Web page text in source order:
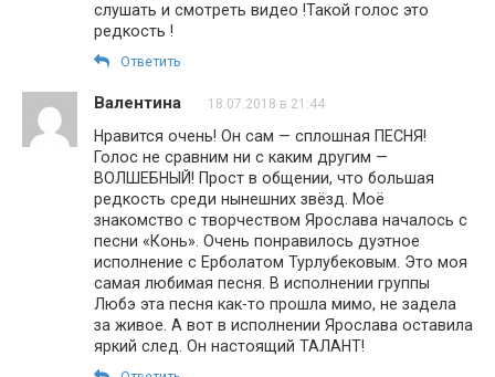
слушать и смотреть видео !Такой голос это
редкость !
Ответить
Валентина 18.07.2018 в 21:44
Нравится очень! Он сам — сплошная ПЕСНЯ!
Голос не сравним ни с каким другим —
ВОЛШЕБНЫЙ! Прост в общении, что большая
редкость среди нынешних звёзд. Моё
знакомство с творчеством Ярослава началось с
песни «Конь». Очень понравилось дуэтное
исполнение с Ерболатом Турлубековым. Это моя
самая любимая песня. В исполнении группы
Любэ эта песня как-то прошла мимо, не задела
за живое. А вот в исполнении Ярослава оставила
яркий след. Он настоящий ТАЛАНТ!